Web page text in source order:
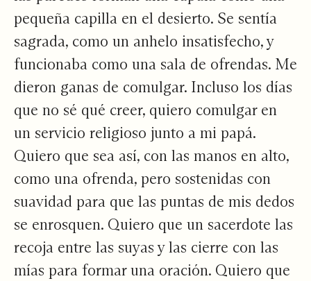
pequeña capilla en el desierto. Se sentía
sagrada, como un anhelo insatisfecho, y
funcionaba como una sala de ofrendas. Me
dieron ganas de comulgar. Incluso los días
que no sé qué creer, quiero comulgar en
un servicio religioso junto a mi papá.
Quiero que sea así, con las manos en alto,
como una ofrenda, pero sostenidas con
suavidad para que las puntas de mis dedos
se enrosquen. Quiero que un sacerdote las
recoja entre las suyas y las cierre con las
mías para formar una oración. Quiero que